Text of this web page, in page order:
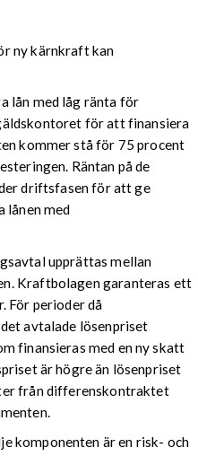
ny kärnkraft kan
lån med låg ränta för
för att finansiera
kommer stå för 75 procent
Räntan på de
driftsfasen för att ge
lånen med
upprättas mellan
Kraftbolagen garanteras ett
För perioder då
avtalade lösenpriset
finansieras med en ny skatt
är högre än lösenpriset
från differenskontraktet
komponenten är en risk- och